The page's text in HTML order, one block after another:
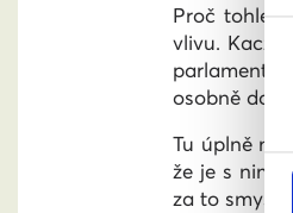
Proč tohle
vlivu.
osobně
Tu úplně
že je s nimi
za to